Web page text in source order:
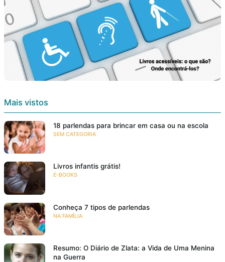
Mais vistos
18 parlendas para brincar em casa ou na escola
SEM CATEGORIA
Livros infantis grátis!
E-BOOKS
Conheça 7 tipos de parlendas
NA FAMÍLIA
Resumo: O Diário de Zlata: a Vida de Uma Menina
na Guerra